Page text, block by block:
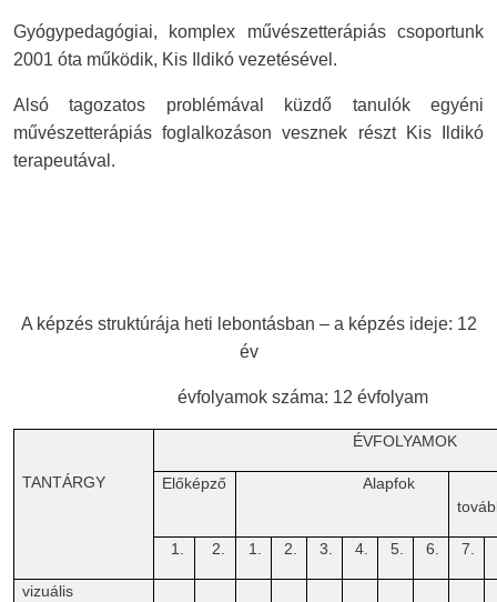
Gyógypedagógiai, komplex művészetterápiás csoportunk
2001 óta működik, Kis Ildikó vezetésével.
Alsó tagozatos problémával küzdő tanulók egyéni
művészetterápiás foglalkozáson vesznek részt Kis Ildikó
terapeutával.
A képzés struktúrája heti lebontásban – a képzés ideje: 12
év
évfolyamok száma: 12 évfolyam
TANTÁRGY
ÉVFOLYAMOK
Előképző
Alapfok
1. 2. 1. 2. 3. 4. 5. 6. 7.
vizuális